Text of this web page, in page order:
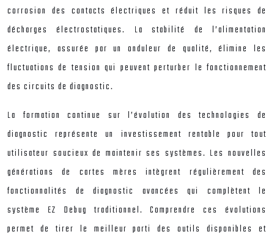
corrosion des contacts électriques et réduit les risques de
décharges électrostatiques. La stabilité de l’alimentation
électrique, assurée par un onduleur de qualité, élimine les
fluctuations de tension qui peuvent perturber le fonctionnement
des circuits de diagnostic.
La formation continue sur l’évolution des technologies de
diagnostic représente un investissement rentable pour tout
utilisateur soucieux de maintenir ses systèmes. Les nouvelles
générations de cartes mères intègrent régulièrement des
fonctionnalités de diagnostic avancées qui complètent le
système EZ Debug traditionnel. Comprendre ces évolutions
permet de tirer le meilleur parti des outils disponibles et